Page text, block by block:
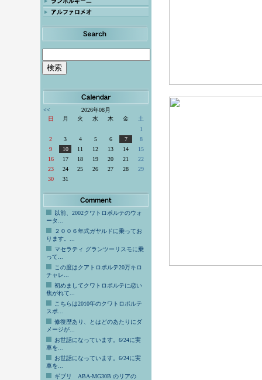
<<
2026年08月
日
月 火 水 木 金
土
1
2
3 4 5 6 7
8
9
10 11 12 13 14
15
16
17 18 19 20 21
22
23
24 25 26 27 28
29
30
31
以前、2002クワトロポルテのウォ
ータ...
２００６年式ガヤルドに乗ってお
ります。...
マセラティ グランツーリスモに乗
って...
この度はクアトロポルテ20万キロ
チャレ...
初めましてクワトロポルテに恋い
焦がれて...
こちらは2010年のクワトロポルテ
スポ...
修復歴あり、とはどのあたりにダ
メージが...
お世話になっています。6/24に実
車を...
お世話になっています。6/24に実
車を...
ギブリ ABA-MG30B のリアの